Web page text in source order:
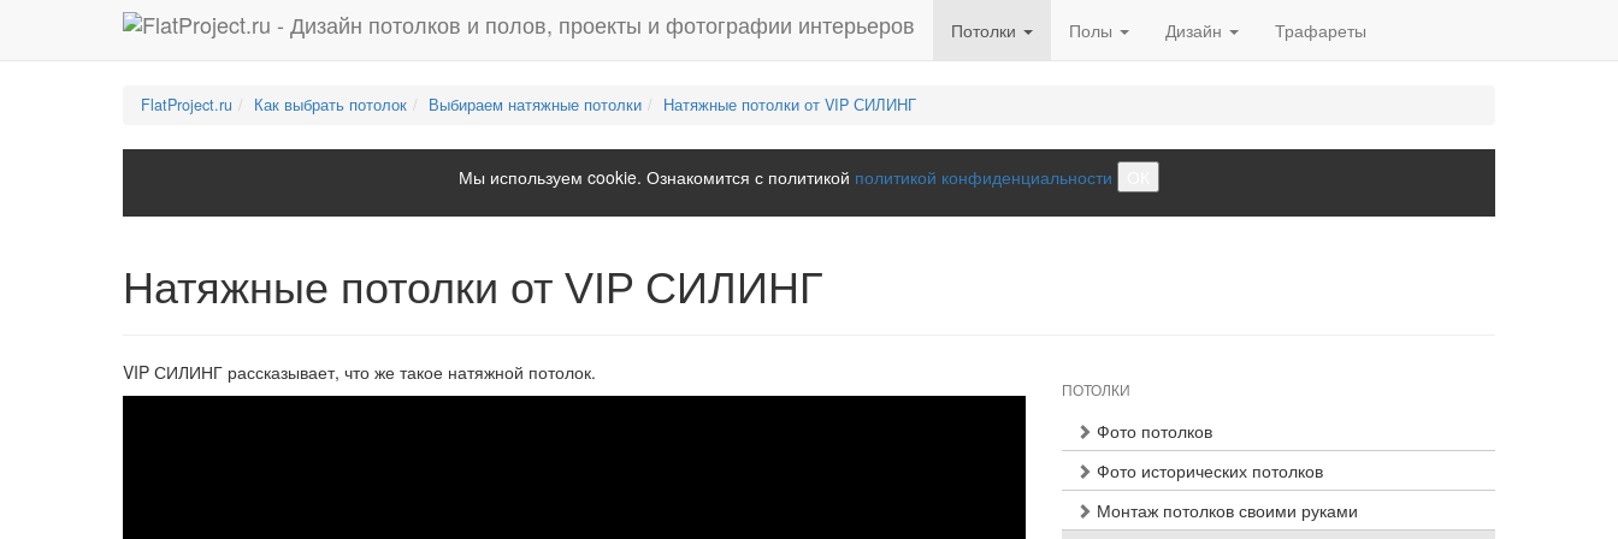
Потолки Полы Дизайн Трафареты
FlatProject.ru Как выбрать потолок Выбираем натяжные потолки Натяжные потолки от VIP СИЛИНГ
Мы используем cookie. Ознакомится с политикой политикой конфиденциальности
Натяжные потолки от VIP СИЛИНГ
VIP СИЛИНГ рассказывает, что же такое натяжной потолок.
ПОТОЛКИ
Фото потолков
Фото исторических потолков
Монтаж потолков своими руками